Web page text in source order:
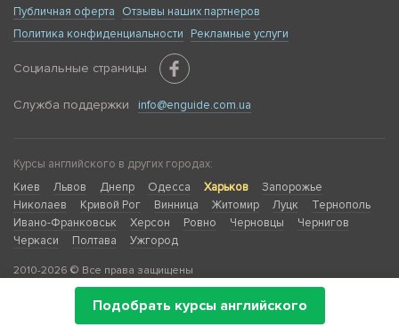
Подобрать курсы английского
Публичная оферта
Отзывы наших партнеров
Политика конфиденциальности
Рекламные услуги
Социальные страницы
Служба поддержки info@enguide.com.ua
Курсы английского в других городах:
Киев
Львов Днепр Одесса Харьков
Запорожье
Николаев
Кривой Рог Винница Житомир Луцк
Тернополь
Ивано-Франковськ
Херсон Ровно Черновцы
Чернигов
Черкаси
Полтава Ужгород
2010-2026 © Все права защищены